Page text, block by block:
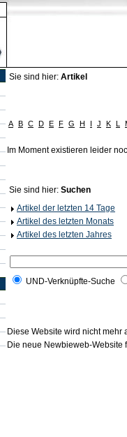
Sie sind hier: Artikel
A B C D E F G H I J K L
Im Moment existieren leider
Sie sind hier: Suchen
Artikel der letzten 14 Tage
Artikel des letzten Monats
Artikel des letzten Jahres
UND-Verknüpfte-Suche
Diese Website wird nicht mehr
Die neue Newbieweb-Website